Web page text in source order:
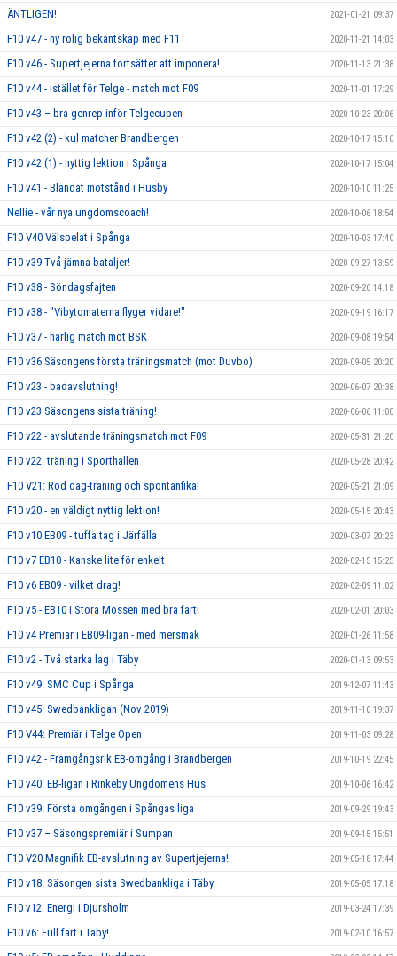
ÄNTLIGEN! 2021-01-21 09:37
F10 v47 - ny rolig bekantskap med F11 2020-11-21 14:03
F10 v46 - Supertjejerna fortsätter att imponera! 2020-11-13 21:38
F10 v44 - istället för Telge - match mot F09 2020-11-01 17:29
F10 v43 – bra genrep inför Telgecupen 2020-10-23 20:06
F10 v42 (2) - kul matcher Brandbergen 2020-10-17 15:10
F10 v42 (1) - nyttig lektion i Spånga 2020-10-17 15:04
F10 v41 - Blandat motstånd i Husby 2020-10-10 11:25
Nellie - vår nya ungdomscoach! 2020-10-06 18:54
F10 V40 Välspelat i Spånga 2020-10-03 17:40
F10 v39 Två jämna bataljer! 2020-09-27 13:59
F10 v38 - Söndagsfajten 2020-09-20 14:18
F10 v38 - "Vibytomaterna flyger vidare!" 2020-09-19 16:17
F10 v37 - härlig match mot BSK 2020-09-08 19:54
F10 v36 Säsongens första träningsmatch (mot Duvbo) 2020-09-05 20:20
F10 v23 - badavslutning! 2020-06-07 20:38
F10 v23 Säsongens sista träning! 2020-06-06 11:00
F10 v22 - avslutande träningsmatch mot F09 2020-05-31 21:20
F10 v22: träning i Sporthallen 2020-05-28 20:42
F10 V21: Röd dag-träning och spontanfika! 2020-05-21 21:09
F10 v20 - en väldigt nyttig lektion! 2020-05-15 20:43
F10 v10 EB09 - tuffa tag i Järfälla 2020-03-07 20:23
F10 v7 EB10 - Kanske lite för enkelt 2020-02-15 15:25
F10 v6 EB09 - vilket drag! 2020-02-09 11:02
F10 v5 - EB10 i Stora Mossen med bra fart! 2020-02-01 20:03
F10 v4 Premiär i EB09-ligan - med mersmak 2020-01-26 11:58
F10 v2 - Två starka lag i Täby 2020-01-13 09:53
F10 v49: SMC Cup i Spånga 2019-12-07 11:43
F10 v45: Swedbankligan (Nov 2019) 2019-11-10 19:37
F10 V44: Premiär i Telge Open 2019-11-03 09:28
F10 v42 - Framgångsrik EB-omgång i Brandbergen 2019-10-19 22:45
F10 v40: EB-ligan i Rinkeby Ungdomens Hus 2019-10-06 16:42
F10 v39: Första omgången i Spångas liga 2019-09-29 19:43
F10 v37 – Säsongspremiär i Sumpan 2019-09-15 15:51
F10 V20 Magnifik EB-avslutning av Supertjejerna! 2019-05-18 17:44
F10 v18: Säsongen sista Swedbankliga i Täby 2019-05-05 17:18
F10 v12: Energi i Djursholm 2019-03-24 17:39
F10 v6: Full fart i Täby! 2019-02-10 16:57